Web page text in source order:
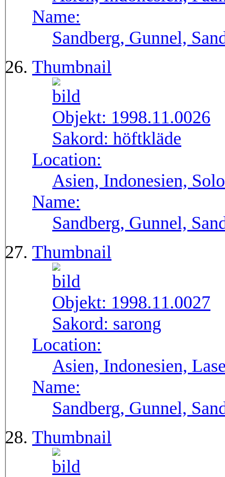
Name:
Sandberg, Gunnel,
Thumbnail
Objekt: 1998.11.0026
Sakord: höftkläde
Location:
Asien, Indonesien,
Name:
Sandberg, Gunnel,
Thumbnail
Objekt: 1998.11.0027
Sakord: sarong
Location:
Asien, Indonesien,
Name:
Sandberg, Gunnel,
Thumbnail